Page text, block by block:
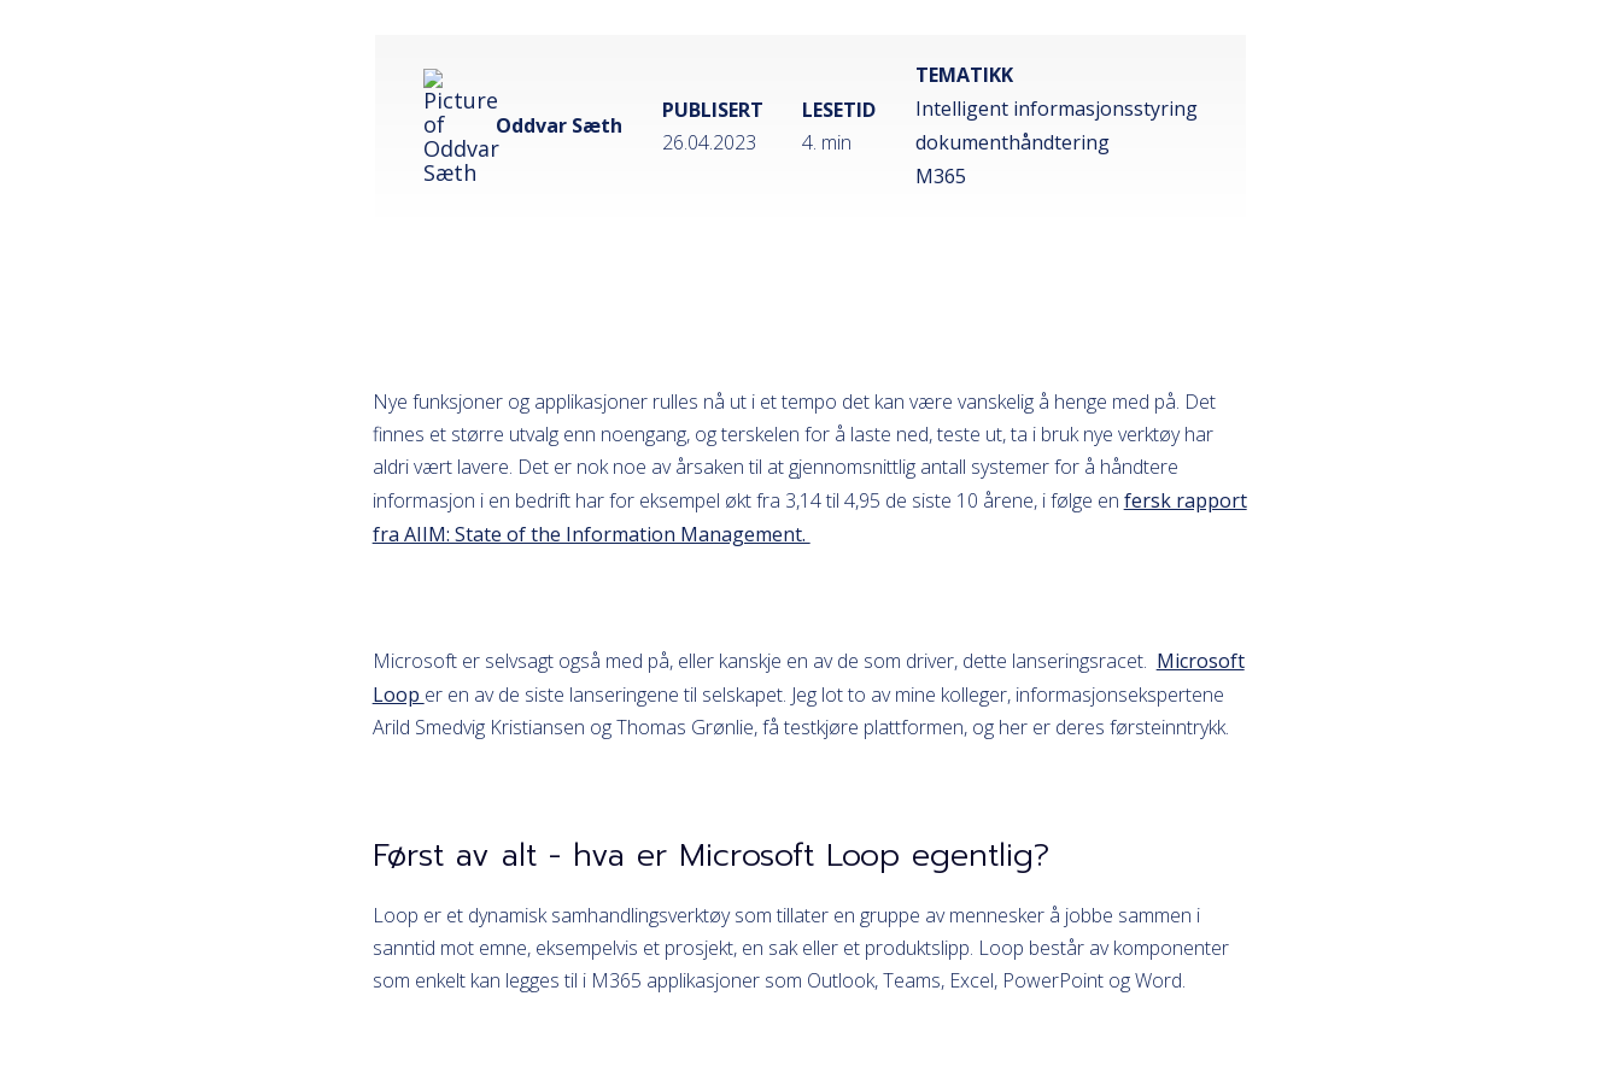
Oddvar Sæth
PUBLISERT
26.04.2023
LESETID
4. min
TEMATIKK
Intelligent informasjonsstyring
dokumenthåndtering
M365
Nye funksjoner og applikasjoner rulles nå ut i et tempo det kan være vanskelig å henge med på. Det
finnes et større utvalg enn noengang, og terskelen for å laste ned, teste ut, ta i bruk nye verktøy har
aldri vært lavere. Det er nok noe av årsaken til at gjennomsnittlig antall systemer for å håndtere
informasjon i en bedrift har for eksempel økt fra 3,14 til 4,95 de siste 10 årene, i følge en fersk rapport
fra AIIM: State of the Information Management.
Microsoft er selvsagt også med på, eller kanskje en av de som driver, dette lanseringsracet. Microsoft
Loop er en av de siste lanseringene til selskapet. Jeg lot to av mine kolleger, informasjonsekspertene
Arild Smedvig Kristiansen og Thomas Grønlie, få testkjøre plattformen, og her er deres førsteinntrykk.
Først av alt - hva er Microsoft Loop egentlig?
Loop er et dynamisk samhandlingsverktøy som tillater en gruppe av mennesker å jobbe sammen i
sanntid mot emne, eksempelvis et prosjekt, en sak eller et produktslipp. Loop består av komponenter
som enkelt kan legges til i M365 applikasjoner som Outlook, Teams, Excel, PowerPoint og Word.